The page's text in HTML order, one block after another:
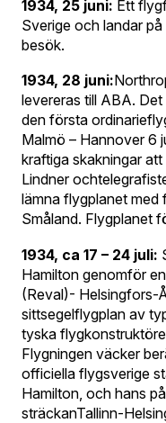
1934, 25 juni: Ett
Sverige och landar
besök.
1934, 28 juni:
levereras till ABA.
den första
Malmö – Hannover 6
kraftiga skakningar
Lindner
lämna flygplanet med
Småland. Flygplanet
1934, ca 17 – 24 juli:
Hamilton genomför
(Reval)- Helsingfors-
sittsegelflygplan av
tyska
Flygningen väcker
officiella flygsverige
Hamilton, och hans
sträckanTallinn-